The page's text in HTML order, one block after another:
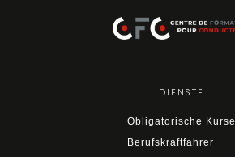
DIENSTE
Obligatorische Kurse
Berufskraftfahrer